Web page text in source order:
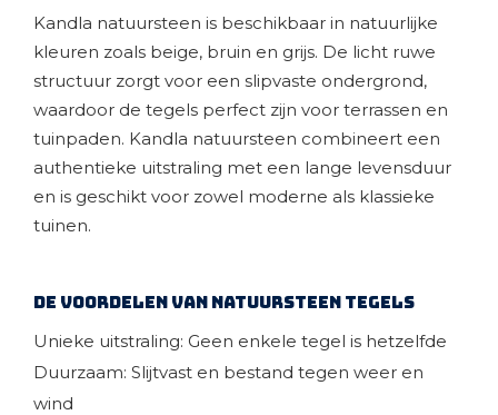
Kandla natuursteen is beschikbaar in natuurlijke
kleuren zoals beige, bruin en grijs. De licht ruwe
structuur zorgt voor een slipvaste ondergrond,
waardoor de tegels perfect zijn voor terrassen en
tuinpaden. Kandla natuursteen combineert een
authentieke uitstraling met een lange levensduur
en is geschikt voor zowel moderne als klassieke
tuinen.
De voordelen van natuursteen tegels
Unieke uitstraling: Geen enkele tegel is hetzelfde
Duurzaam: Slijtvast en bestand tegen weer en
wind